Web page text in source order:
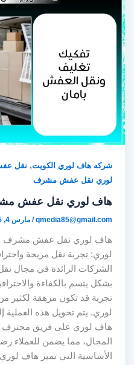
شركه هاف لوري الكويت, نقل
لوري نقل عفش مشرف
هاف لوري نقل عفش
qmedia85@gmail.com
/مارس 4, 2025
هاف لوري نقل عفش
لوري: تجربة نقل مريحة
الشركات الرائدة في مجال
بشكل يتسم بالكفاءة
تجربة قد تكون مرهقة لكثير
لوري. يتم تحويل هذه
هاف لوري على فريق محترف
المجال، مما يضمن للعملاء
الأساسية التي تميز هاف